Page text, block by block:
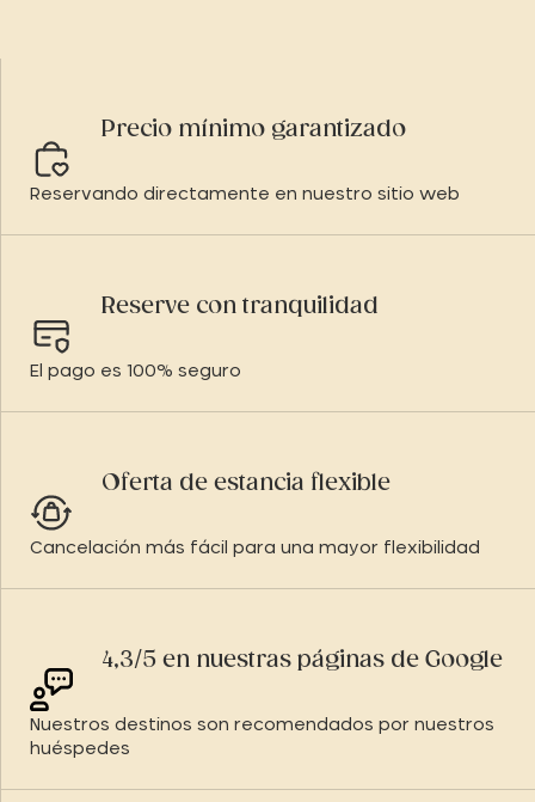
Precio mínimo garantizado
Reservando directamente en nuestro sitio web
Reserve con tranquilidad
El pago es 100% seguro
Oferta de estancia flexible
Cancelación más fácil para una mayor flexibilidad
4,3/5 en nuestras páginas de Google
Nuestros destinos son recomendados por nuestros
huéspedes